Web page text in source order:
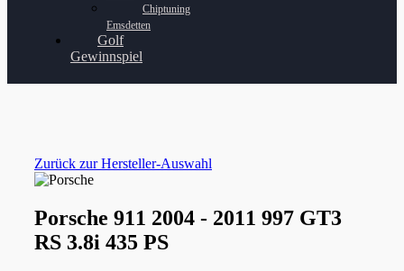
Chiptuning
Emsdetten
Golf
Gewinnspiel
Zurück zur Hersteller-Auswahl
Porsche 911 2004 - 2011 997 GT3
RS 3.8i 435 PS